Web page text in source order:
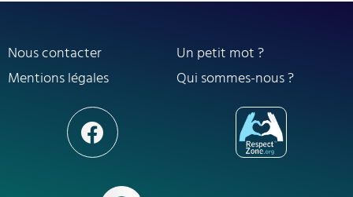
Nous contacter
Un petit mot ?
Mentions légales
Qui sommes-nous ?